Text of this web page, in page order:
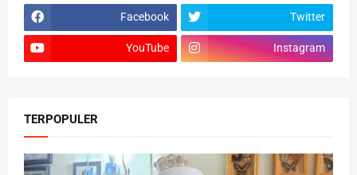
Facebook Twitter
YouTube Instagram
TERPOPULER